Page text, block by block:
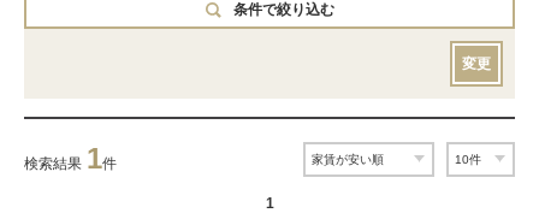
条件で絞り込む
変更
検索結果 1件
1